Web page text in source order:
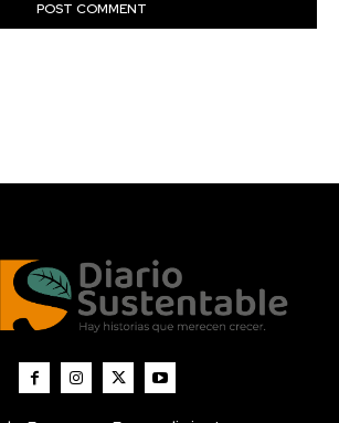
Empresas
Emprendimiento
cambio
Academia